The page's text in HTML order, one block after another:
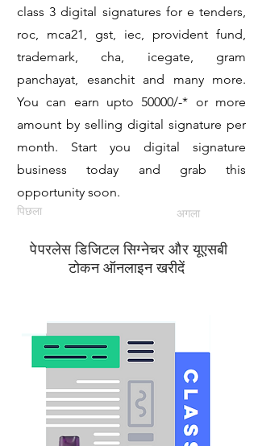
class 3 digital signatures for e tenders,
roc, mca21, gst, iec, provident fund,
trademark, cha, icegate, gram
panchayat, esanchit and many more.
You can earn upto 50000/-* or more
amount by selling digital signature per
month. Start you digital signature
business today and grab this
opportunity soon.
पिछला अगला
पेपरलेस डिजिटल सिग्नेचर और यूएसबी
टोकन ऑनलाइन खरीदें